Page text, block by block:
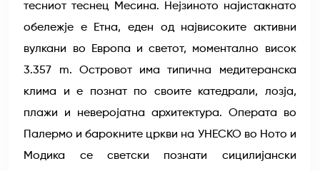
тесниот теснец Месина. Нејзиното најистакнато
обележје е Етна, еден од највисоките активни
вулкани во Европа и светот, моментално висок
3.357 m. Островот има типична медитеранска
клима и е познат по своите катедрали, лозја,
плажи и неверојатна архитектура. Операта во
Палермо и барокните цркви на УНЕСКО во Ното и
Модика се светски познати сицилијански